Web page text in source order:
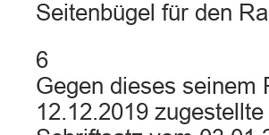
Seitenbügel für den
6
Gegen dieses seinem
12.12.2019